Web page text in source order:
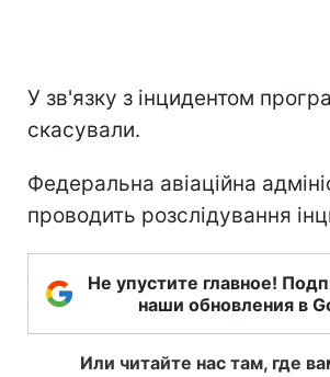
У зв'язку з інцидентом
скасували.
Федеральна авіаційна
проводить розслідування
Не упустите главное!
наши обновления в
Или читайте нас там, где